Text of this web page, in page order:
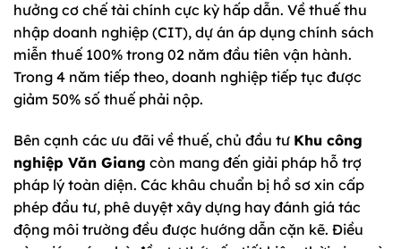
hưởng cơ chế tài chính cực kỳ hấp dẫn. Về thuế thu
nhập doanh nghiệp (CIT), dự án áp dụng chính sách
miễn thuế 100% trong 02 năm đầu tiên vận hành.
Trong 4 năm tiếp theo, doanh nghiệp tiếp tục được
giảm 50% số thuế phải nộp.
Bên cạnh các ưu đãi về thuế, chủ đầu tư Khu công
nghiệp Văn Giang còn mang đến giải pháp hỗ trợ
pháp lý toàn diện. Các khâu chuẩn bị hồ sơ xin cấp
phép đầu tư, phê duyệt xây dựng hay đánh giá tác
động môi trường đều được hướng dẫn cặn kẽ. Điều